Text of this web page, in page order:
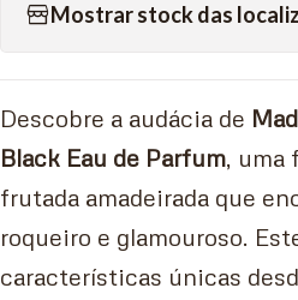
Mostrar stock das
Descobre a audácia de
Black Eau de Parfum, uma
frutada amadeirada que
roqueiro e glamouroso.
características únicas